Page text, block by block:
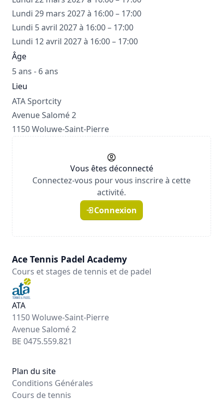
Lundi 29 mars 2027 à 16:00 – 17:00
Lundi 5 avril 2027 à 16:00 – 17:00
Lundi 12 avril 2027 à 16:00 – 17:00
Âge
5 ans - 6 ans
Lieu
ATA Sportcity
Avenue Salomé 2
1150 Woluwe-Saint-Pierre
Vous êtes déconnecté
Connectez-vous pour vous inscrire à cette
activité.
Connexion
Ace Tennis Padel Academy
Cours et stages de tennis et de padel
ATA
1150 Woluwe-Saint-Pierre
Avenue Salomé 2
BE 0475.559.821
Plan du site
Conditions Générales
Cours de tennis